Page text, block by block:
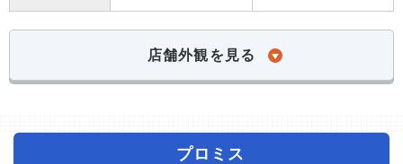
店舗外観を見る
プロミス